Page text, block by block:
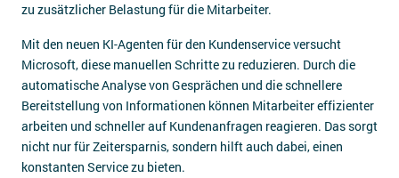
zu zusätzlicher Belastung für die Mitarbeiter.
Mit den neuen KI-Agenten für den Kundenservice versucht
Microsoft, diese manuellen Schritte zu reduzieren. Durch die
automatische Analyse von Gesprächen und die schnellere
Bereitstellung von Informationen können Mitarbeiter effizienter
arbeiten und schneller auf Kundenanfragen reagieren. Das sorgt
nicht nur für Zeitersparnis, sondern hilft auch dabei, einen
konstanten Service zu bieten.